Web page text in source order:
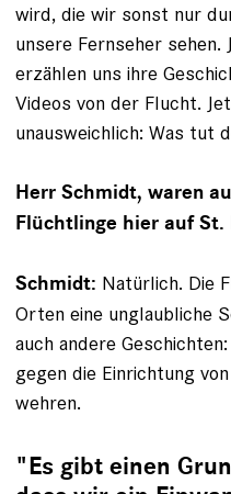
wird, die wir sonst nur
unsere Fernseher
erzählen uns ihre
Videos von der Flucht.
unausweichlich: Was tut
Herr Schmidt, waren
Flüchtlinge hier auf St.
Schmidt: Natürlich. Die
Orten eine unglaubliche
auch andere
gegen die Einrichtung
wehren.
"Es gibt einen